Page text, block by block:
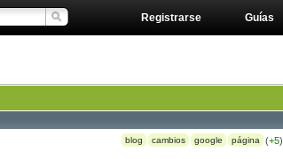
Guías
Registrarse
(+5)
blog cambios google página